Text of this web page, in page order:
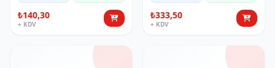
₺140,30
+ KDV
₺333,50
+ KDV